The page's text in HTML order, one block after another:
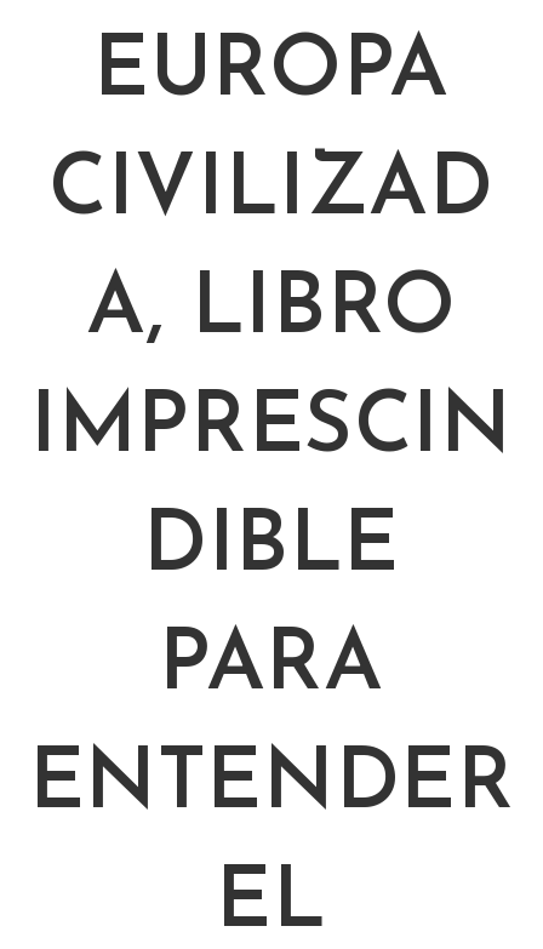
EUROPA
CIVILIZAD
A, LIBRO
IMPRESCIN
DIBLE
PARA
ENTENDER
EL